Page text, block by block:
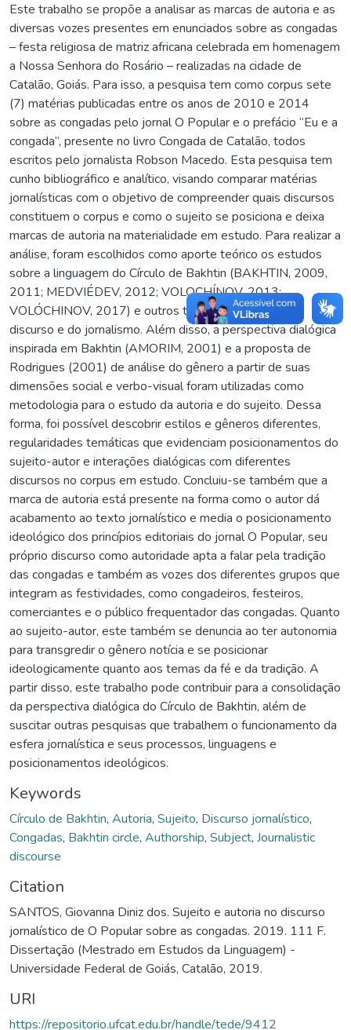
Este trabalho se propõe a analisar as marcas de autoria e as
diversas vozes presentes em enunciados sobre as congadas
– festa religiosa de matriz africana celebrada em homenagem
a Nossa Senhora do Rosário – realizadas na cidade de
Catalão, Goiás. Para isso, a pesquisa tem como corpus sete
(7) matérias publicadas entre os anos de 2010 e 2014
sobre as congadas pelo jornal O Popular e o prefácio “Eu e a
congada”, presente no livro Congada de Catalão, todos
escritos pelo jornalista Robson Macedo. Esta pesquisa tem
cunho bibliográfico e analítico, visando comparar matérias
jornalísticas com o objetivo de compreender quais discursos
constituem o corpus e como o sujeito se posiciona e deixa
marcas de autoria na materialidade em estudo. Para realizar a
análise, foram escolhidos como aporte teórico os estudos
sobre a linguagem do Círculo de Bakhtin (BAKHTIN, 2009,
2011; MEDVIÉDEV, 2012; VOLOCHÍNOV, 2013;
VOLÓCHINOV, 2017) e outros teóricos do campo do
discurso e do jornalismo. Além disso, a perspectiva dialógica
inspirada em Bakhtin (AMORIM, 2001) e a proposta de
Rodrigues (2001) de análise do gênero a partir de suas
dimensões social e verbo-visual foram utilizadas como
metodologia para o estudo da autoria e do sujeito. Dessa
forma, foi possível descobrir estilos e gêneros diferentes,
regularidades temáticas que evidenciam posicionamentos do
sujeito-autor e interações dialógicas com diferentes
discursos no corpus em estudo. Concluiu-se também que a
marca de autoria está presente na forma como o autor dá
acabamento ao texto jornalístico e media o posicionamento
ideológico dos princípios editoriais do jornal O Popular, seu
próprio discurso como autoridade apta a falar pela tradição
das congadas e também as vozes dos diferentes grupos que
integram as festividades, como congadeiros, festeiros,
comerciantes e o público frequentador das congadas. Quanto
ao sujeito-autor, este também se denuncia ao ter autonomia
para transgredir o gênero notícia e se posicionar
ideologicamente quanto aos temas da fé e da tradição. A
partir disso, este trabalho pode contribuir para a consolidação
da perspectiva dialógica do Círculo de Bakhtin, além de
suscitar outras pesquisas que trabalhem o funcionamento da
esfera jornalística e seus processos, linguagens e
posicionamentos ideológicos.
Keywords
Círculo de Bakhtin, Autoria, Sujeito, Discurso jornalístico,
Congadas, Bakhtin circle, Authorship, Subject, Journalistic
discourse
Citation
SANTOS, Giovanna Diniz dos. Sujeito e autoria no discurso
jornalístico de O Popular sobre as congadas. 2019. 111 F.
Dissertação (Mestrado em Estudos da Linguagem) -
Universidade Federal de Goiás, Catalão, 2019.
URI
https://repositorio.ufcat.edu.br/handle/tede/9412